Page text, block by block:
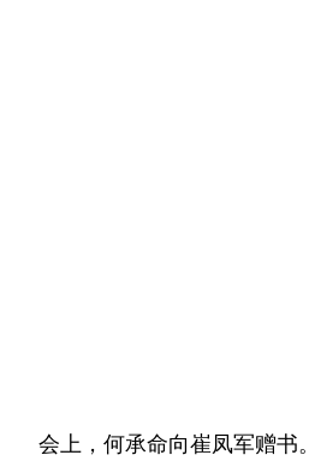
会上，何承命向崔凤军赠书。